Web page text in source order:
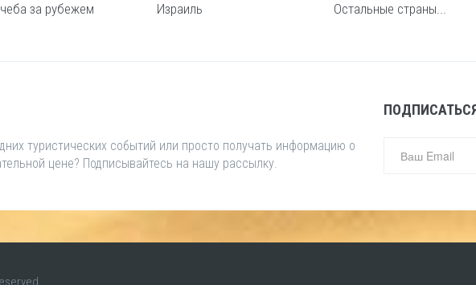
за рубежем
Израиль
Остальные страны...
туристических событий или просто получать информацию о
цене? Подписывайтесь на нашу рассылку.